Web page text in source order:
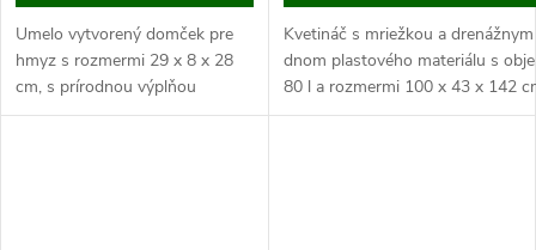
Umelo vytvorený domček pre
hmyz s rozmermi 29 x 8 x 28
cm, s prírodnou výplňou
(hobliny, navŕtané polená,
Kvetináč s mriežkou a drenážnym
dnom plastového materiálu s
80 l a rozmermi 100 x 43 x 142
Tento kvetináč je vyrábaný z